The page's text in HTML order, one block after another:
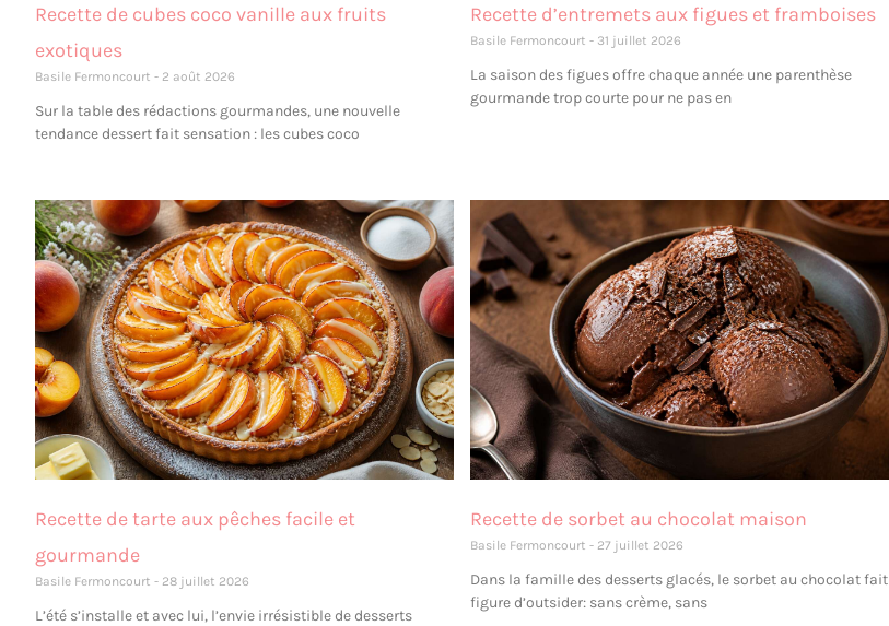
Recette de cubes coco vanille aux fruits
exotiques
Basile Fermoncourt 2 août 2026
Sur la table des rédactions gourmandes, une nouvelle
tendance dessert fait sensation : les cubes coco
Recette d’entremets aux figues et framboises
Basile Fermoncourt 31 juillet 2026
La saison des figues offre chaque année une parenthèse
gourmande trop courte pour ne pas en
Recette de tarte aux pêches facile et
gourmande
Basile Fermoncourt 28 juillet 2026
L’été s’installe et avec lui, l’envie irrésistible de desserts
Recette de sorbet au chocolat maison
Basile Fermoncourt 27 juillet 2026
Dans la famille des desserts glacés, le sorbet au chocolat fait
figure d’outsider: sans crème, sans